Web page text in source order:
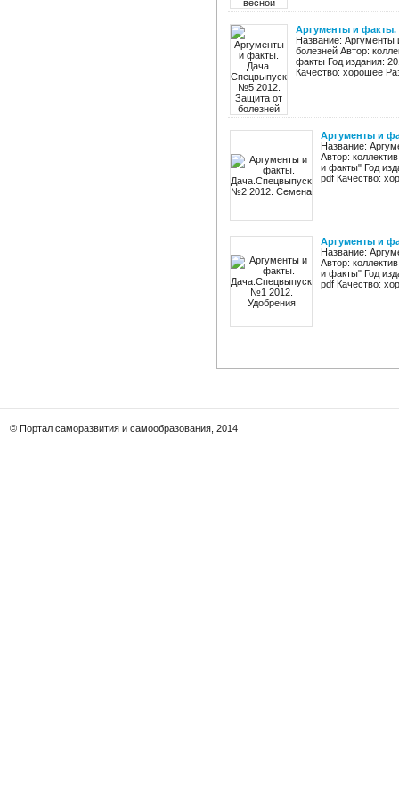
Аргументы и факты.
Название:
болезней Автор:
факты Год издания:
Качество: хорошее
Аргументы и
Название:
Автор:
и факты" Год
pdf Качество:
Аргументы и
Название:
Автор:
и факты" Год
pdf Качество:
© Портал саморазвития и самообразования, 2014